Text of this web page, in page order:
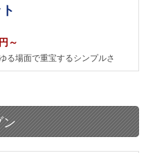
～
る場面で重宝するシンプルさ
ン